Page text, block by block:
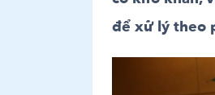
để xử lý theo